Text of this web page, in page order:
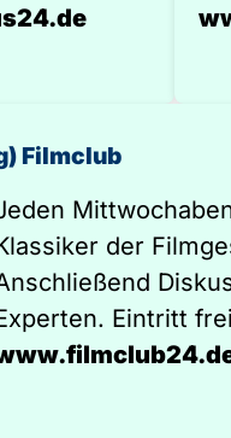
Filmclub
der
Eintritt